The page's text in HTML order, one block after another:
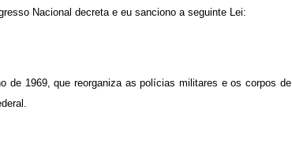
Nacional decreta e eu sanciono a seguinte Lei:
de 1969, que reorganiza as polícias militares e os corpos de